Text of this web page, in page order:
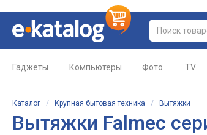
Гаджеты Компьютеры Фото TV
Каталог / Крупная бытовая техника / Вытяжки
Вытяжки Falmec